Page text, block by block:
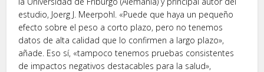
estudio, Joerg J. Meerpohl. «Puede que haya un pequeño
efecto sobre el peso a corto plazo, pero no tenemos
datos de alta calidad que lo confirmen a largo plazo»,
añade. Eso sí, «tampoco tenemos pruebas consistentes
de impactos negativos destacables para la salud»,